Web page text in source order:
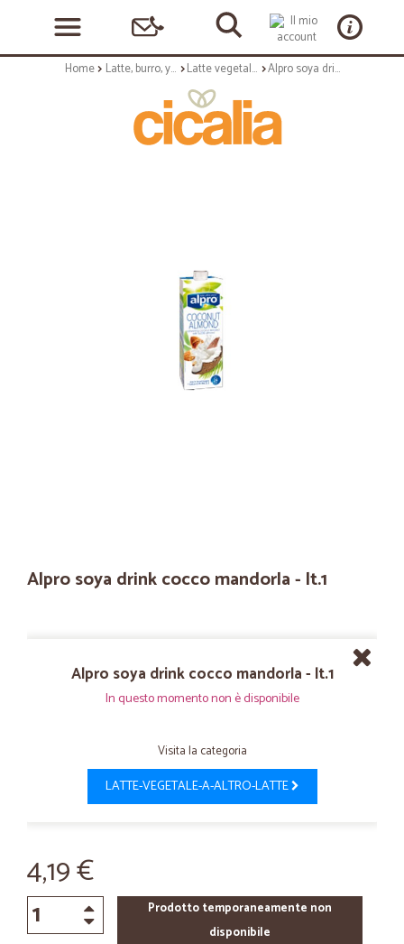
Home Latte, burro, yogurt Latte vegetale e altro latte Alpro soya drink cocco mandorla - lt.1
Alpro soya drink cocco mandorla - lt.1
Alpro soya drink cocco mandorla - lt.1
In questo momento non è disponibile
Visita la categoria
LATTE-VEGETALE-A-ALTRO-LATTE
4,19 €
Prodotto temporaneamente non
disponibile